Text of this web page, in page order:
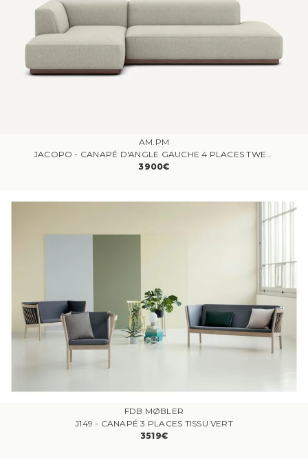
AM.PM
3900€
FDB MØBLER
J149 - CANAPÉ 3 PLACES TISSU VERT
3519€